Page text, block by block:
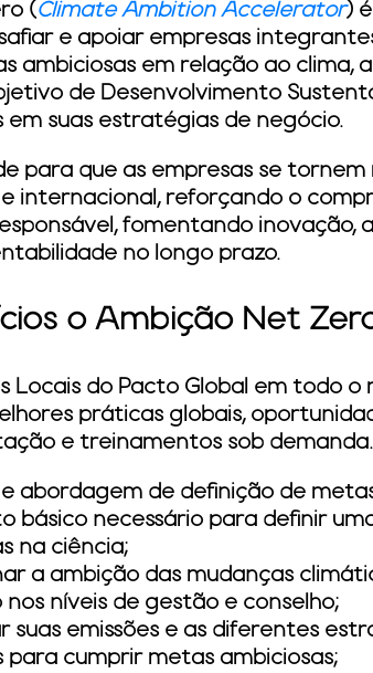
(Climate Ambition Accelerator)
e apoiar empresas
ambiciosas em relação ao clima,
de Desenvolvimento
em suas estratégias de negócio.
para que as empresas se
internacional, reforçando o
fomentando inovação,
no longo prazo.
o Ambição Net
Locais do Pacto Global em todo
práticas globais,
e treinamentos sob
abordagem de definição de
básico necessário para definir
na ciência;
a ambição das mudanças
níveis de gestão e conselho;
suas emissões e as diferentes
para cumprir metas ambiciosas;